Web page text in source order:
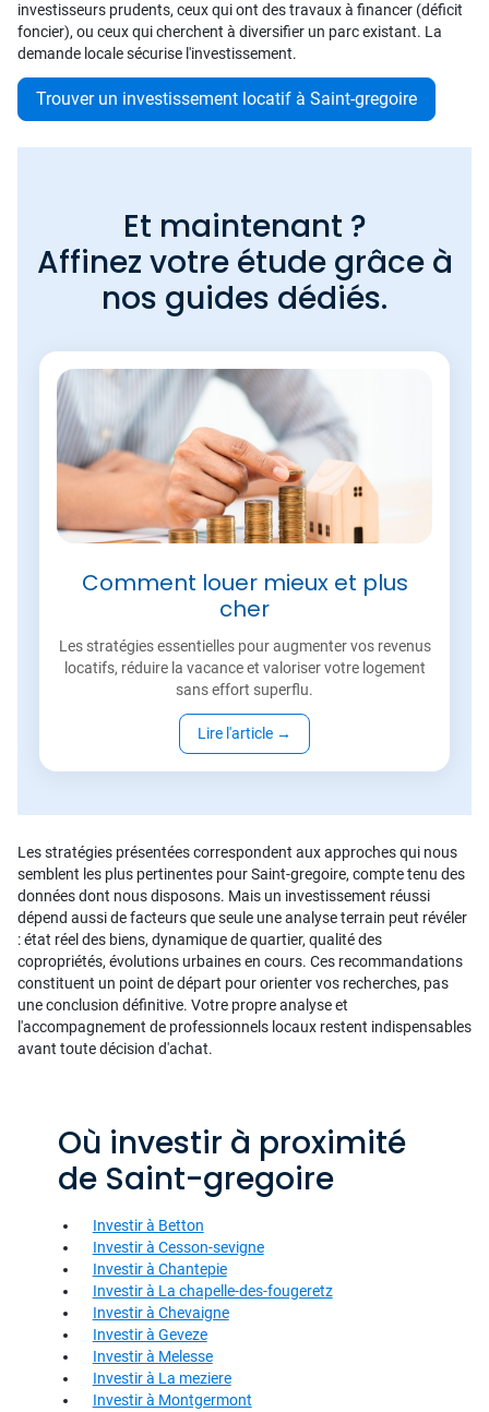
investisseurs prudents, ceux qui ont des travaux à financer (déficit
foncier), ou ceux qui cherchent à diversifier un parc existant. La
demande locale sécurise l'investissement.
Trouver un investissement locatif à Saint-gregoire
Et maintenant ?
Affinez votre étude grâce à
nos guides dédiés.
Comment louer mieux et plus
cher
Les stratégies essentielles pour augmenter vos revenus
locatifs, réduire la vacance et valoriser votre logement
sans effort superflu.
Lire l'article →
Les stratégies présentées correspondent aux approches qui nous
semblent les plus pertinentes pour Saint-gregoire, compte tenu des
données dont nous disposons. Mais un investissement réussi
dépend aussi de facteurs que seule une analyse terrain peut révéler
: état réel des biens, dynamique de quartier, qualité des
copropriétés, évolutions urbaines en cours. Ces recommandations
constituent un point de départ pour orienter vos recherches, pas
une conclusion définitive. Votre propre analyse et
l'accompagnement de professionnels locaux restent indispensables
avant toute décision d'achat.
Où investir à proximité
de Saint-gregoire
Investir à Betton
Investir à Cesson-sevigne
Investir à Chantepie
Investir à La chapelle-des-fougeretz
Investir à Chevaigne
Investir à Geveze
Investir à Melesse
Investir à La meziere
Investir à Montgermont